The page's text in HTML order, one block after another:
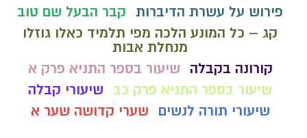
פירוש על עשרת הדיברות קבר הבעל שם טוב
קג – כל המונע הלכה מפי תלמיד כאלו גוזלו
מנחלת אבות
קורונה בקבלה
שיעור בספר התניא פרק א
שיעור בספר התניא פרק כב
שיעורי קבלה
שיעורי תורה לנשים
שערי קדושה שער א